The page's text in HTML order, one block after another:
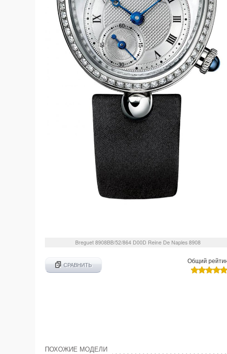
Breguet 8908BB/52/864 D00D Reine De Naples 8908
СРАВНИТЬ
Общий
ПОХОЖИЕ МОДЕЛИ